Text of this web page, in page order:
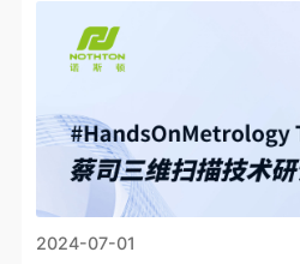
2024-07-01